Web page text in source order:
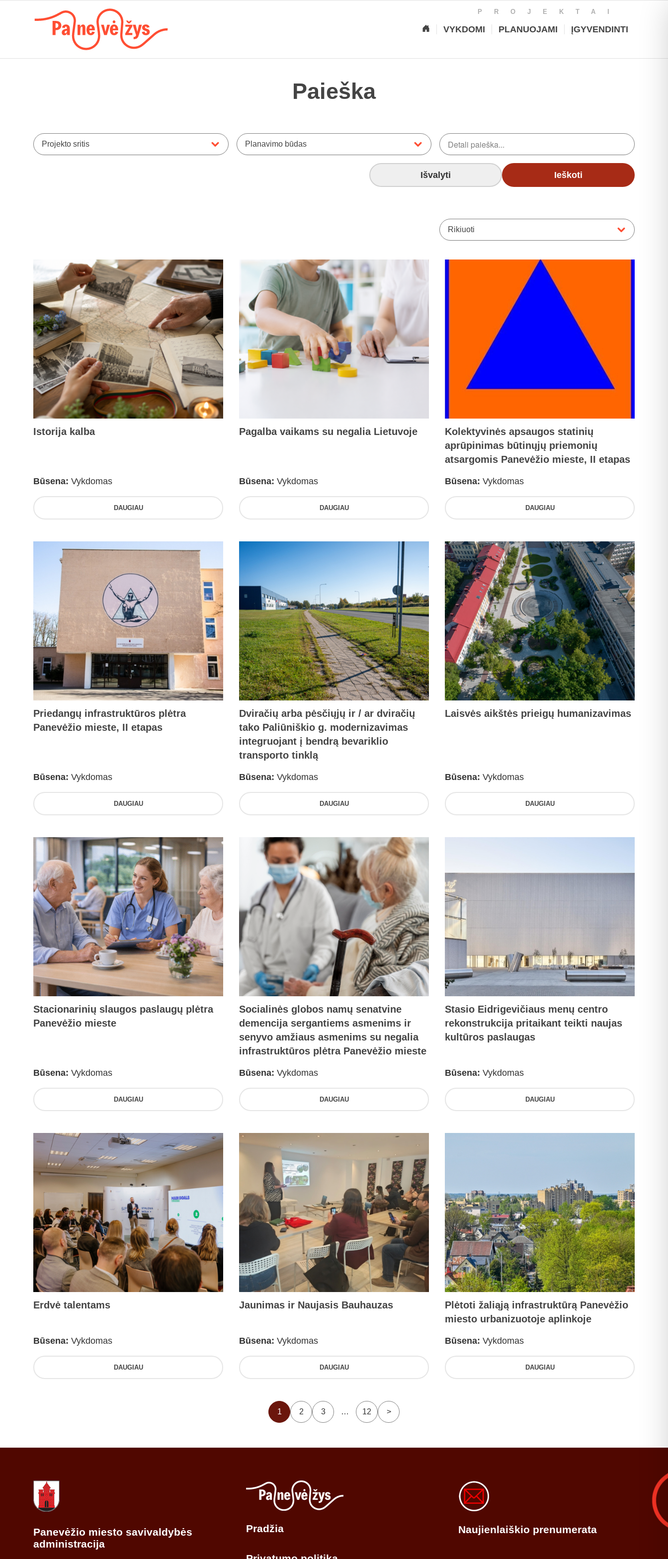
PROJEKTAI
VYKDOMI PLANUOJAMI ĮGYVENDINTI
Paieška
Projekto sritis Planavimo būdas
Išvalyti Ieškoti
Rikiuoti
Istorija kalba
Būsena: Vykdomas
DAUGIAU
Pagalba vaikams su negalia Lietuvoje
Būsena: Vykdomas
DAUGIAU
Kolektyvinės apsaugos statinių
aprūpinimas būtinųjų priemonių
atsargomis Panevėžio mieste, II etapas
Būsena: Vykdomas
DAUGIAU
Priedangų infrastruktūros plėtra
Panevėžio mieste, II etapas
Būsena: Vykdomas
DAUGIAU
Dviračių arba pėsčiųjų ir / ar dviračių
tako Paliūniškio g. modernizavimas
integruojant į bendrą bevariklio
transporto tinklą
Būsena: Vykdomas
DAUGIAU
Laisvės aikštės prieigų humanizavimas
Būsena: Vykdomas
DAUGIAU
Stacionarinių slaugos paslaugų plėtra
Panevėžio mieste
Būsena: Vykdomas
DAUGIAU
Socialinės globos namų senatvine
demencija sergantiems asmenims ir
senyvo amžiaus asmenims su negalia
infrastruktūros plėtra Panevėžio mieste
Būsena: Vykdomas
DAUGIAU
Stasio Eidrigevičiaus menų centro
rekonstrukcija pritaikant teikti naujas
kultūros paslaugas
Būsena: Vykdomas
DAUGIAU
Erdvė talentams
Būsena: Vykdomas
DAUGIAU
Jaunimas ir Naujasis Bauhauzas
Būsena: Vykdomas
DAUGIAU
Plėtoti žaliąją infrastruktūrą Panevėžio
miesto urbanizuotoje aplinkoje
Būsena: Vykdomas
DAUGIAU
1 2 3 … 12 >
Panevėžio miesto savivaldybės
administracija
Pradžia Naujienlaiškio prenumerata